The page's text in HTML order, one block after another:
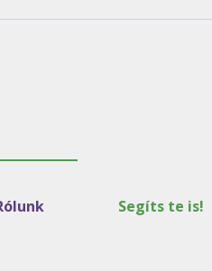
Segíts te is!